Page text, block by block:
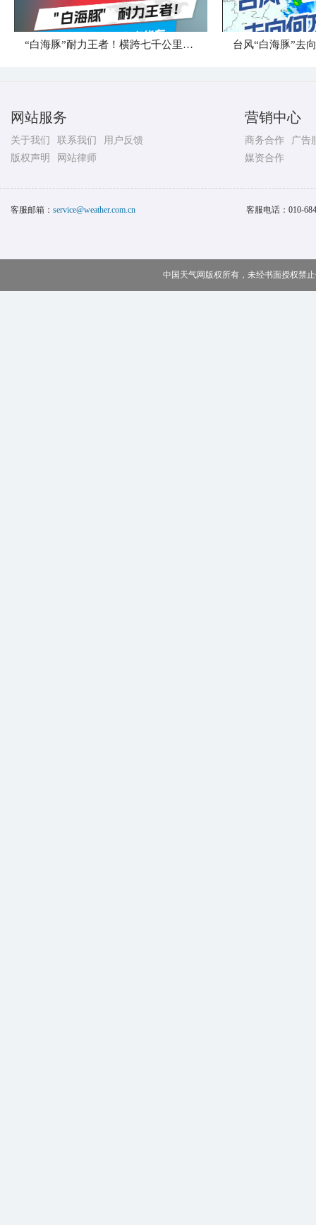
“白海豚”耐力王者！横跨七千公里直奔华东 台风“白海豚”去
网站服务
关于我们 联系我们
用户反馈
版权声明
网站律师
营销中心
商务合作
广告
媒资合作
客服邮箱： service@weather.com.cn 客服电话： 010-
中国天气网版权所有，未经书面授权